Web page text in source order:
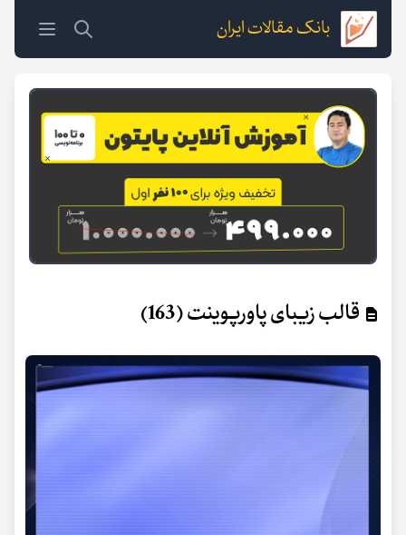
بانک مقالات ایران
قالب زیبای پاورپوینت (163)